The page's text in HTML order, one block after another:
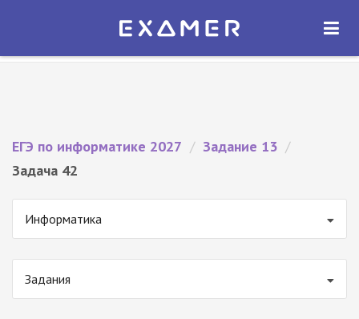
Экзамер — ЕГЭ 2027
ОТКРЫТЬ
ЕГЭ по информатике 2027 / Задание 13 /
Задача 42
Информатика
Задания